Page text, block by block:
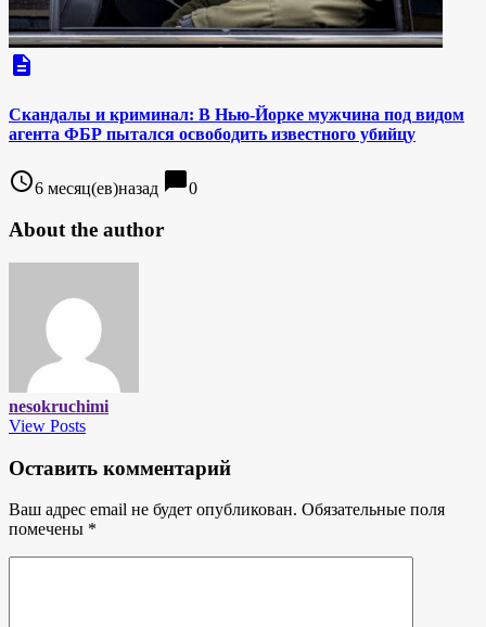
description
Скандалы и криминал: В Нью-Йорке мужчина под видом
агента ФБР пытался освободить известного убийцу
access_time6 месяц(ев)назад chat_bubble0
About the author
nesokruchimi
View Posts
Оставить комментарий
Ваш адрес email не будет опубликован. Обязательные поля
помечены *